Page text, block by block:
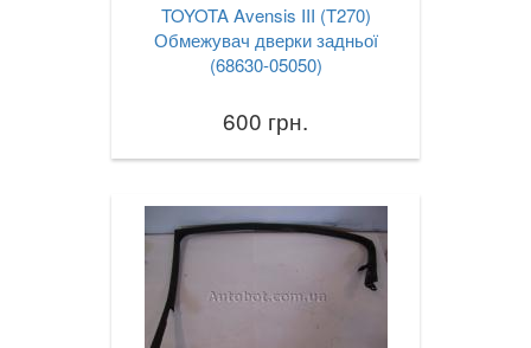
TOYOTA Avensis III (T270)
Обмежувач дверки задньої
(68630-05050)
600 грн.